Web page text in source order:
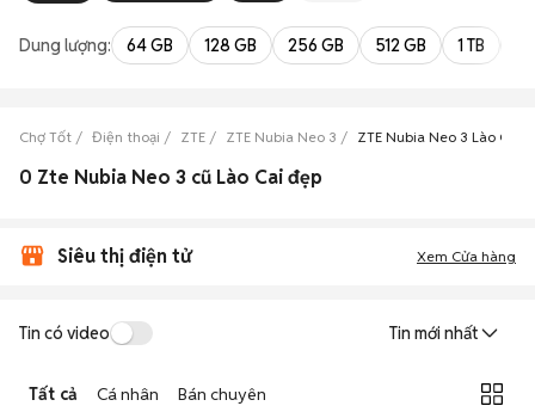
Dung lượng: 64 GB 128 GB 256 GB 512 GB 1 TB
Chợ Tốt Điện thoại ZTE ZTE Nubia Neo 3 ZTE Nubia Neo 3 Lào Cai
0 Zte Nubia Neo 3 cũ Lào Cai đẹp
Siêu thị điện tử Xem Cửa hàng
Tin có video Tin mới nhất
Tất cả Cá nhân Bán chuyên